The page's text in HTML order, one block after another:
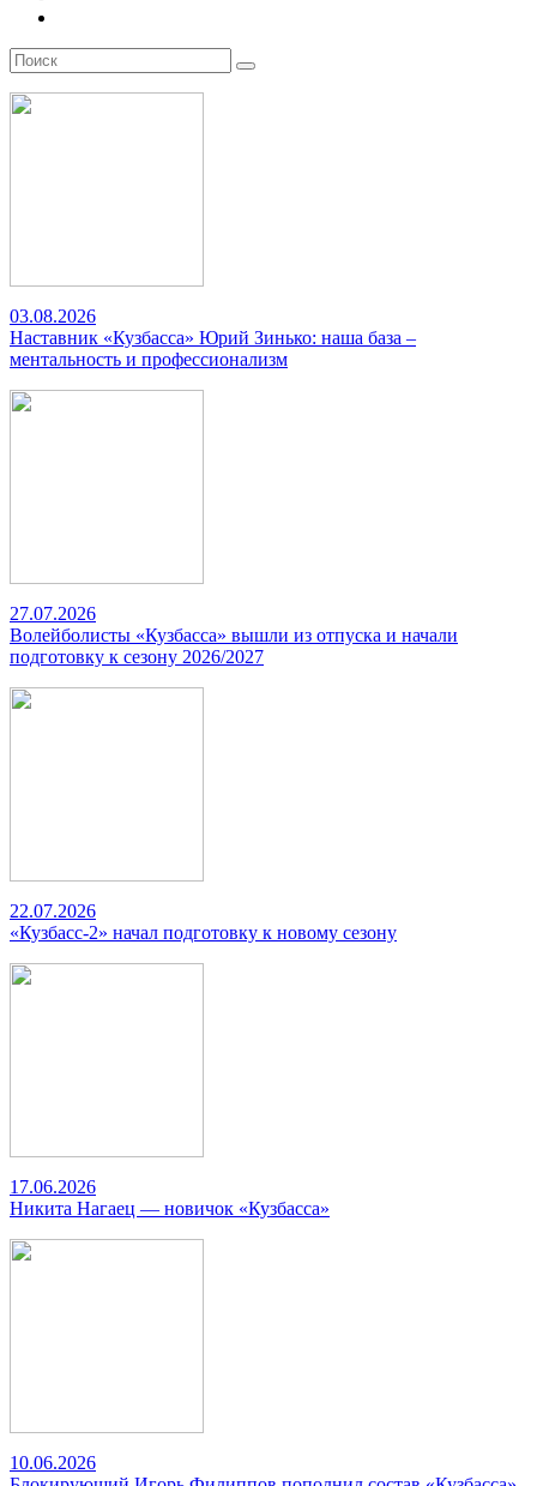
03.08.2026
Наставник «Кузбасса» Юрий Зинько: наша база –
ментальность и профессионализм
27.07.2026
Волейболисты «Кузбасса» вышли из отпуска и начали
подготовку к сезону 2026/2027
22.07.2026
«Кузбасс-2» начал подготовку к новому сезону
17.06.2026
Никита Нагаец — новичок «Кузбасса»
10.06.2026